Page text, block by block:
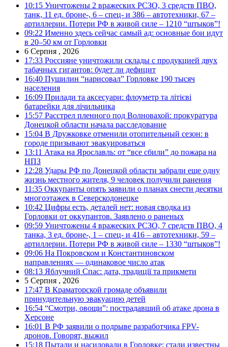
10:15 Уничтожены 2 вражеских РСЗО, 3 средств ПВО,
танк, 11 ед. броне-, 6 – спец- и 386 – автотехники, 67 –
артиллерии. Потери РФ в живой силе – 1210 “штыков”!
09:22 Именно здесь сейчас самый ад: основные бои идут
в 20–50 км от Горловки
6 Серпня , 2026
17:33 Россияне уничтожили склады с продукцией двух
табачных гигантов: будет ли дефицит
16:40 Пушилин “нарисовал” Горловке 190 тысяч
населения
16:09 Прилади та аксесуари: флоуметр та літієві
батарейки для лічильника
15:57 Расстрел пленного под Волновахой: прокуратура
Донецкой области начала расследование
15:04 В Дружковке отменили отопительный сезон: в
городе призывают эвакуироваться
13:11 Атака на Ярославль: от “все сбили” до пожара на
НПЗ
12:28 Удары РФ по Донецкой области забрали еще одну
жизнь местного жителя, 9 человек получили ранения
11:35 Оккупанты опять заявили о планах снести десятки
многоэтажек в Северскодонецке
10:42 Цифры есть, деталей нет: новая сводка из
Горловки от оккупантов. Заявлено о раненых
09:59 Уничтожены 4 вражеских РСЗО, 7 средств ПВО, 4
танка, 3 ед. броне-, 1 – спец- и 416 – автотехники, 59 –
артиллерии. Потери РФ в живой силе – 1330 “штыков”!
09:06 На Покровском и Константиновском
направлениях — одинаковое число атак
08:13 Яблучний Спас: дата, традиції та прикмети
5 Серпня , 2026
17:47 В Краматорской громаде объявили
принудительную эвакуацию детей
16:54 “Смотри, овощи”: пострадавший об атаке дрона в
Херсоне
16:01 В РФ заявили о подрыве разработчика FPV-
дронов. Говорят, выжил
15:18 Пытали и насиловали в Горловке: стали известны